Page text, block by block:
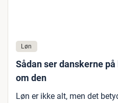
Løn
Sådan ser danskerne
om den
Løn er ikke alt, men det